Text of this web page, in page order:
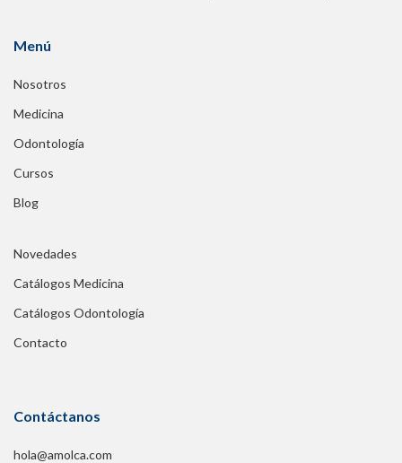
Menú
Nosotros
Medicina
Odontología
Cursos
Blog
Novedades
Catálogos Medicina
Catálogos Odontología
Contacto
Contáctanos
hola@amolca.com